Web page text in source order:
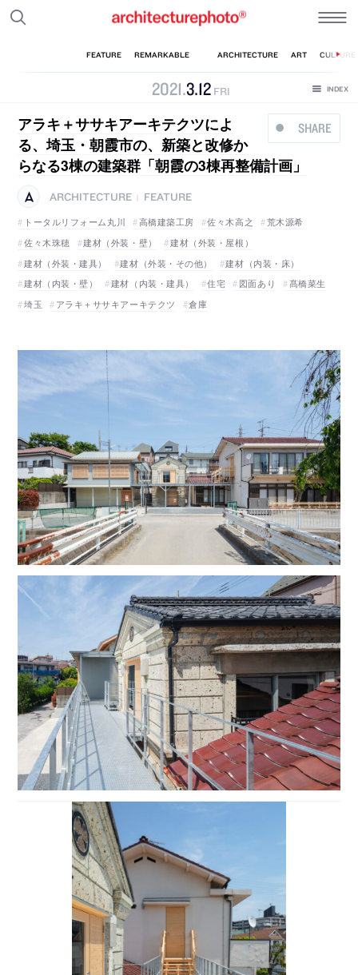
2021.3.12 FRI
SHARE
アラキ＋ササキアーキテクツによ
る、埼玉・朝霞市の、新築と改修か
らなる3棟の建築群「朝霞の3棟再整備計画」
ARCHITECTURE
FEATURE
トータルリフォーム丸川
高橋建築工房 佐々木高之
荒木源希
佐々木珠穂
建材（外装・壁）
建材（外装・屋根）
建材（外装・建具）
建材（外装・その他）
建材（内装・床）
建材（内装・壁）
建材（内装・建具） 住宅 図面あり
髙橋菜生
埼玉
アラキ＋ササキアーキテクツ 倉庫